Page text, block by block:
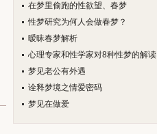
在梦里偷跑的性欲望、春梦
性梦研究为何人会做春梦？
暧昧春梦解析
心理专家和性学家对8种性梦的解读
梦见老公有外遇
诠释梦境之情爱密码
梦见在做爱